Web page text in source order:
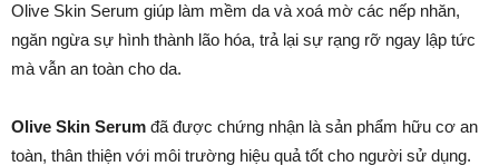
Olive Skin Serum giúp làm mềm da và xoá mờ các nếp nhăn,
ngăn ngừa sự hình thành lão hóa, trả lại sự rạng rỡ ngay lập tức
mà vẫn an toàn cho da.
Olive Skin Serum đã được chứng nhận là sản phẩm hữu cơ an
toàn, thân thiện với môi trường hiệu quả tốt cho người sử dụng.